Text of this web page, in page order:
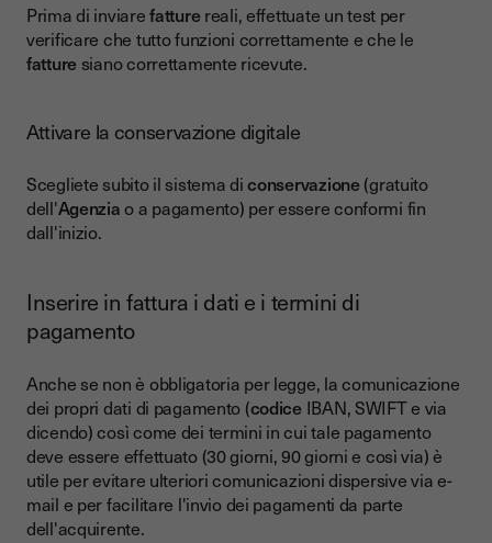
Prima di inviarefatturereali, effettuate un test per
verificare che tutto funzioni correttamente e che le
fatture siano correttamente ricevute.
Attivare la conservazione digitale
Scegliete subito il sistema diconservazione(gratuito
dell'Agenziao a pagamento) per essere conformi fin
dall'inizio.
Inserire in fattura i dati e i termini di
pagamento
Anche se non è obbligatoria per legge, la comunicazione
dei propri dati di pagamento (codiceIBAN, SWIFT e via
dicendo) così come dei termini in cui tale pagamento
deve essere effettuato (30 giorni, 90 giorni e così via) è
utile per evitare ulteriori comunicazioni dispersive via e-
mail e per facilitare l'invio dei pagamenti da parte
dell'acquirente.